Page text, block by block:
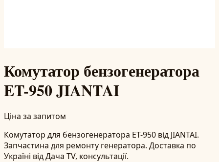
Комутатор бензогенератора
ET-950 JIANTAI
Ціна за запитом
Комутатор для бензогенератора ET-950 від JIANTAI.
Запчастина для ремонту генератора. Доставка по
Україні від Дача TV, консультації.